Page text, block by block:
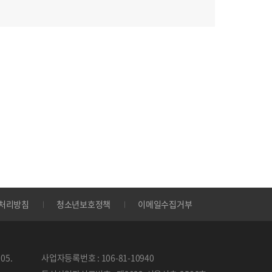
리방침 청소년보호정책 이메일수집거부
사업자등록번호 : 106-81-10940